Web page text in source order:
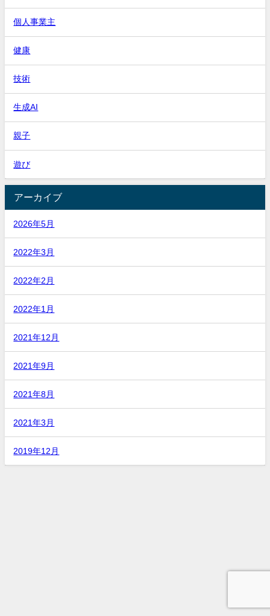
個人事業主
健康
技術
生成AI
親子
遊び
アーカイブ
2026年5月
2022年3月
2022年2月
2022年1月
2021年12月
2021年9月
2021年8月
2021年3月
2019年12月